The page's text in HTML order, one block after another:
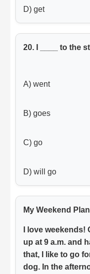
D) get
20. I ____ to the
A) went
B) goes
C) go
D) will go
My Weekend
I love
up at 9 a.m. and
that, I like to go
dog. In the